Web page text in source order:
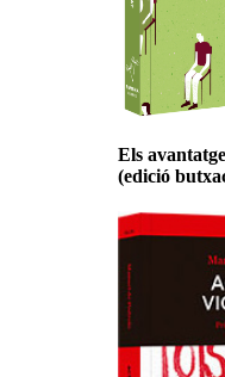
Els
(edició